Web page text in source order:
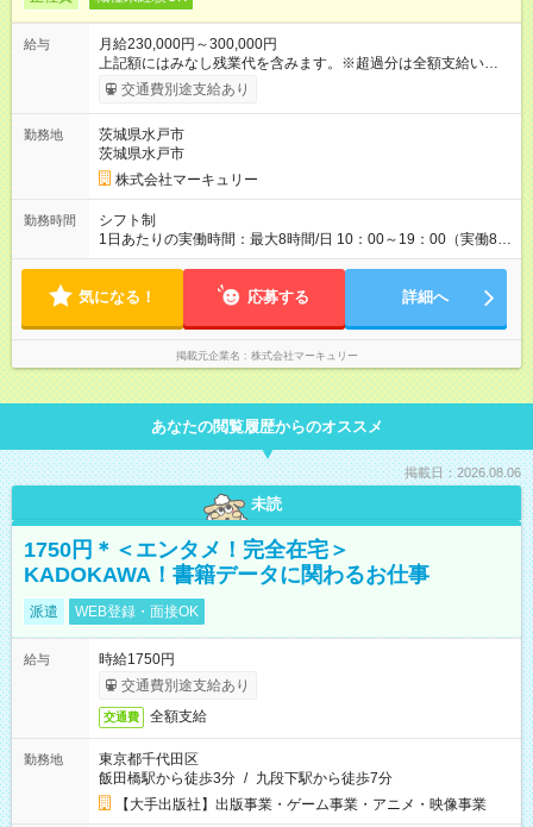
給与
月給230,000円～300,000円
上記額にはみなし残業代を含みます。※超過分は全額支給いたし
ます。 みなし残業代 15,928円／月 みなし残業時間 10時間／月
※給与額は能力やスキルを考慮し、当社規定により決定します。
給与は本採用時と同じです。
交通費別途支給あり
勤務地
茨城県水戸市
茨城県水戸市
株式会社マーキュリー
勤務時間
シフト制
1日あたりの実働時間：最大8時間/日 10：00～19：00（実働8時
間） ※勤務地により、異なる場合あり
気になる！ 応募する 詳細へ
掲載元企業名 株式会社マーキュリー
あなたの閲覧履歴からのオススメ
掲載日：2026.08.06
未読
1750円＊＜エンタメ！完全在宅＞
KADOKAWA！書籍データに関わるお仕事
派遣 WEB登録・面接OK
給与
時給1750円
交通費別途支給あり
交通費 全額支給
勤務地
東京都千代田区
飯田橋駅から徒歩3分 / 九段下駅から徒歩7分
【大手出版社】出版事業・ゲーム事業・アニメ・映像事業